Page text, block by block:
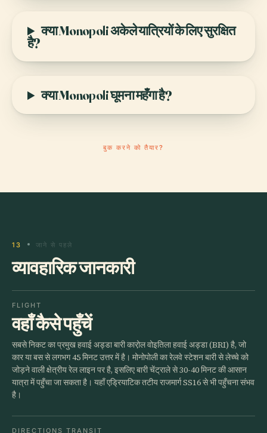
क्या Monopoli अकेले यात्रियों के लिए सुरक्षित
है?
क्या Monopoli घूमना महँगा है?
बुक करने को तैयार?
13 जाने से पहले
व्यावहारिक जानकारी
FLIGHT
वहाँ कैसे पहुँचें
सबसे निकट का प्रमुख हवाई अड्डा बारी कारो़ल वोइतिला हवाई अड्डा (BRI) है, जो
कार या बस से लगभग 45 मिनट उत्तर में है। मोनोपोली का रेलवे स्टेशन बारी से लेच्चे को
जोड़ने वाली क्षेत्रीय रेल लाइन पर है, इसलिए बारी चेंट्राले से 30-40 मिनट की आसान
यात्रा में पहुँचा जा सकता है। यहाँ एड्रियाटिक तटीय राजमार्ग SS16 से भी पहुँचना संभव
है।
DIRECTIONS TRANSIT